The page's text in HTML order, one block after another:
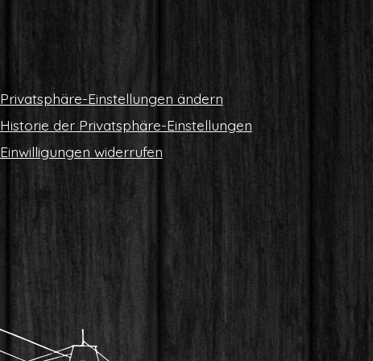
Pri­vat­sphä­re-Ein­stel­lun­gen ändern
His­to­rie der Privatsphäre-Einstellungen
Ein­wil­li­gun­gen widerrufen